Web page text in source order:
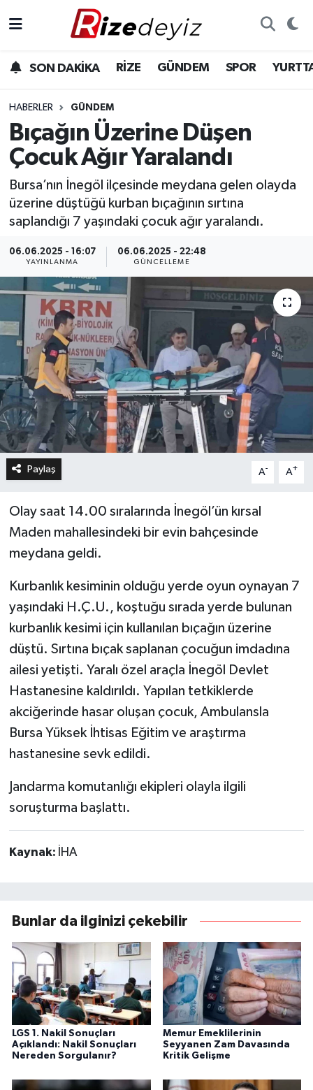
SON DAKİKA RİZE GÜNDEM SPOR
HABERLER GÜNDEM
Bıçağın Üzerine Düşen
Çocuk Ağır Yaralandı
Bursa’nın İnegöl ilçesinde meydana gelen olayda
üzerine düştüğü kurban bıçağının sırtına
saplandığı 7 yaşındaki çocuk ağır yaralandı.
06.06.2025 - 16:07
YAYINLANMA
06.06.2025 - 22:48
GÜNCELLEME
Paylaş A- A+
Olay saat 14.00 sıralarında İnegöl’ün kırsal
Maden mahallesindeki bir evin bahçesinde
meydana geldi.
Kurbanlık kesiminin olduğu yerde oyun oynayan 7
yaşındaki H.Ç.U., koştuğu sırada yerde bulunan
kurbanlık kesimi için kullanılan bıçağın üzerine
düştü. Sırtına bıçak saplanan çocuğun imdadına
ailesi yetişti. Yaralı özel araçla İnegöl Devlet
Hastanesine kaldırıldı. Yapılan tetkiklerde
akciğerinde hasar oluşan çocuk, Ambulansla
Bursa Yüksek İhtisas Eğitim ve araştırma
hastanesine sevk edildi.
Jandarma komutanlığı ekipleri olayla ilgili
soruşturma başlattı.
Kaynak: İHA
Bunlar da ilginizi çekebilir
LGS 1. Nakil Sonuçları
Açıklandı: Nakil Sonuçları
Nereden Sorgulanır?
Memur Emeklilerinin
Seyyanen Zam Davasında
Kritik Gelişme
Gündem
Yurttan Haberler
Ekonomi
Teknoloji
Sağlık
Rize Hava Durumu
Rize Namaz Vakitleri
Rize Trafik Yoğunluk Haritası
Süper Lig Puan Durumu ve Fikstür
Tüm Manşetler
Son Dakika Haberleri
Haber Arşivi